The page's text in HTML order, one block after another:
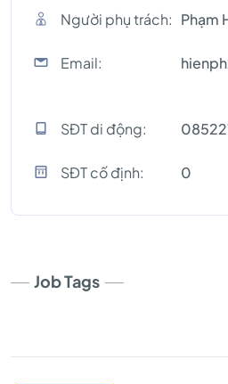
Người phụ trách: Phạm
Email:
SĐT di động:
SĐT cố định: 0
Job Tags